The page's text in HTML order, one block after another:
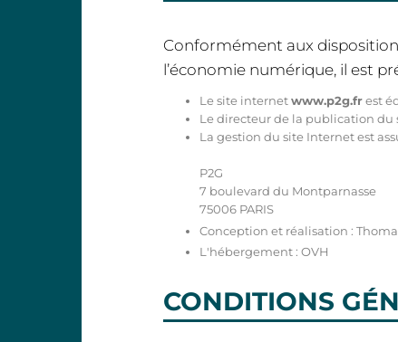
Conformément aux
l’économie numérique, il est
Le site internetwww.p2g.frest
Le directeur de la publication du
La gestion du site Internet est
P2G
7 boulevard du Montparnasse
75006 PARIS
Conception et réalisation :
L'hébergement : OVH
CONDITIONS